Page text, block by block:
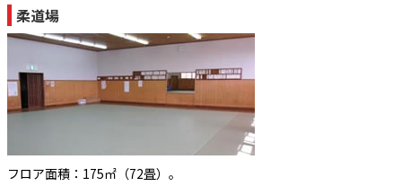
柔道場
フロア面積：175㎡（72畳）。